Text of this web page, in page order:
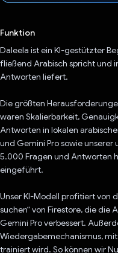
Funktion
Daleela ist ein KI-gestützter
fließend Arabisch spricht und
Antworten liefert.
Die größten
waren Skalierbarkeit,
Antworten in lokalen
und Gemini Pro sowie
5.000 Fragen und Antworten
eingeführt.
Unser KI-Modell profitiert von
suchen“ von Firestore, die
Gemini Pro verbessert.
Wiedergabemechanismus,
trainiert wird. So können wir